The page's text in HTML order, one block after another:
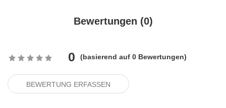
Bewertungen (0)
0 (basierend auf 0 Bewertungen)
BEWERTUNG ERFASSEN